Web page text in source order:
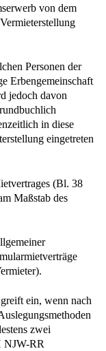
von dem
Personen der
Erbengemeinschaft
jedoch davon
in diese
eingetreten
(Bl. 38
Maßstab des
ein, wenn nach
zwei
NJW-RR